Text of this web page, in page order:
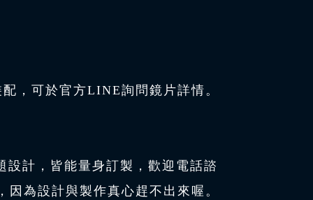
，可於官方LINE詢問鏡片詳情。
計，皆能量身訂製，歡迎電話諮
為設計與製作真心趕不出來喔。